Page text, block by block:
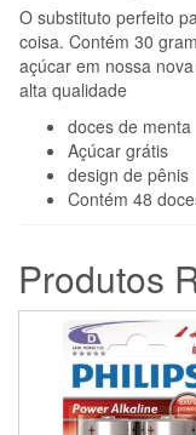
HORTEL
SEM
AÚCAR
PÊNIS
O substituto perfeito
coisa. Contém 30
açúcar em nossa
alta qualidade
doces de menta
Açúcar grátis
design de pênis
Contém 48
Produtos